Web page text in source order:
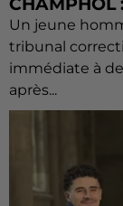
Un jeune
tribunal
immédiate à
après...